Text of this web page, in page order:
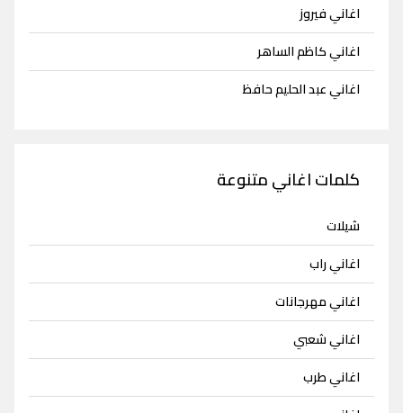
اغاني فيروز
اغاني كاظم الساهر
اغاني عبد الحليم حافظ
كلمات اغاني متنوعة
شيلات
اغاني راب
اغاني مهرجانات
اغاني شعبي
اغاني طرب